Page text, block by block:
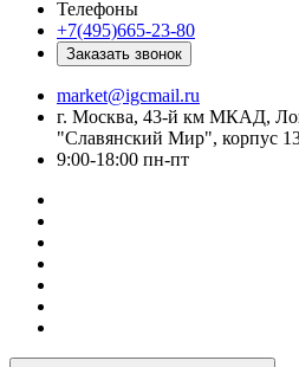
Телефоны
+7(495)665-23-80
Заказать звонок
market@igcmail.ru
г. Москва, 43-й км МКАД,
"Славянский Мир", корпус
9:00-18:00 пн-пт